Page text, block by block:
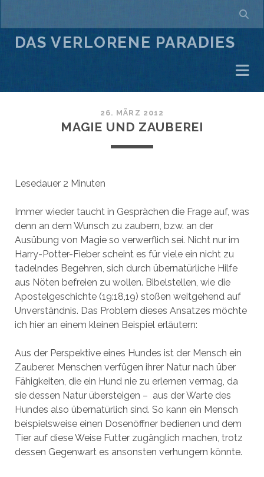
DAS VERLORENE PARADIES
26. MÄRZ 2012
MAGIE UND ZAUBEREI
Lesedauer 2 Minuten
Immer wieder taucht in Gesprächen die Frage auf, was
denn an dem Wunsch zu zaubern, bzw. an der
Ausübung von Magie so verwerflich sei. Nicht nur im
Harry-Potter-Fieber scheint es für viele ein nicht zu
tadelndes Begehren, sich durch übernatürliche Hilfe
aus Nöten befreien zu wollen. Bibelstellen, wie die
Apostelgeschichte (19:18,19) stoßen weitgehend auf
Unverständnis. Das Problem dieses Ansatzes möchte
ich hier an einem kleinen Beispiel erläutern:
Aus der Perspektive eines Hundes ist der Mensch ein
Zauberer. Menschen verfügen ihrer Natur nach über
Fähigkeiten, die ein Hund nie zu erlernen vermag, da
sie dessen Natur übersteigen – aus der Warte des
Hundes also übernatürlich sind. So kann ein Mensch
beispielsweise einen Dosenöffner bedienen und dem
Tier auf diese Weise Futter zugänglich machen, trotz
dessen Gegenwart es ansonsten verhungern könnte.